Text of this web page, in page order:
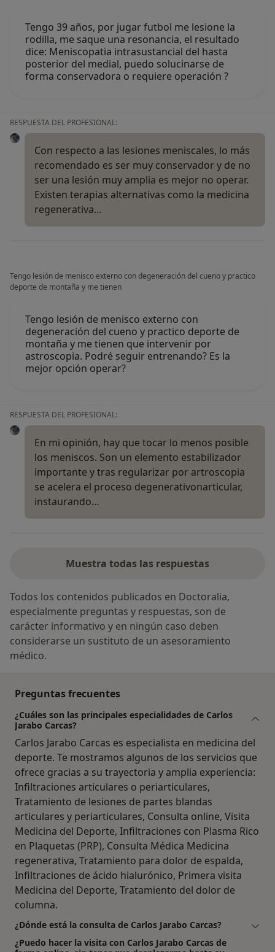
Tengo 39 años, por jugar futbol me lesione la
rodilla, me saque una resonancia, el resultado
dice: Meniscopatia intrasustancial del hasta
posterior del medial, puedo solucinarse de
forma conservadora o requiere operación ?
RESPUESTA DEL PROFESIONAL:
Con respecto a las lesiones meniscales, lo más
recomendado es ser muy conservador y de no
ser una lesión muy amplia es mejor no operar.
Existen terapias alternativas como la medicina
regenerativa…
Tengo lesión de menisco externo con degeneración del cueno y practico
deporte de montaña y me tienen
Tengo lesión de menisco externo con
degeneración del cueno y practico deporte de
montaña y me tienen que intervenir por
astroscopia. Podré seguir entrenando? Es la
mejor opción operar?
RESPUESTA DEL PROFESIONAL:
En mi opinión, hay que tocar lo menos posible
los meniscos. Son un elemento estabilizador
importante y tras regularizar por artroscopia
se acelera el proceso degenerativonarticular,
instaurando…
Muestra todas las respuestas
Todos los contenidos publicados en Doctoralia,
especialmente preguntas y respuestas, son de
carácter informativo y en ningún caso deben
considerarse un sustituto de un asesoramiento
médico.
Preguntas frecuentes
¿Cuáles son las principales especialidades de Carlos
Jarabo Carcas?
Carlos Jarabo Carcas es especialista en medicina del
deporte. Te mostramos algunos de los servicios que
ofrece gracias a su trayectoria y amplia experiencia:
Infiltraciones articulares o periarticulares,
Tratamiento de lesiones de partes blandas
articulares y periarticulares, Consulta online, Visita
Medicina del Deporte, Infiltraciones con Plasma Rico
en Plaquetas (PRP), Consulta Médica Medicina
regenerativa, Tratamiento para dolor de espalda,
Infiltraciones de ácido hialurónico, Primera visita
Medicina del Deporte, Tratamiento del dolor de
columna.
¿Dónde está la consulta de Carlos Jarabo Carcas?
¿Puedo hacer la visita con Carlos Jarabo Carcas de